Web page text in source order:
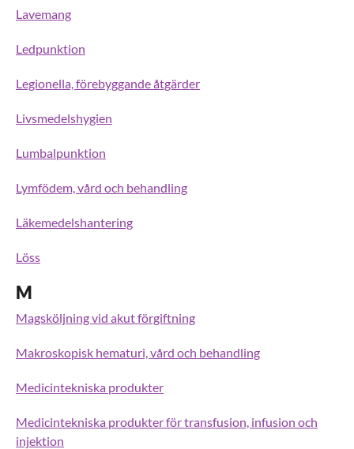
Lavemang
Ledpunktion
Legionella, förebyggande åtgärder
Livsmedelshygien
Lumbalpunktion
Lymfödem, vård och behandling
Läkemedelshantering
Löss
M
Magsköljning vid akut förgiftning
Makroskopisk hematuri, vård och behandling
Medicintekniska produkter
Medicintekniska produkter för transfusion, infusion och
injektion